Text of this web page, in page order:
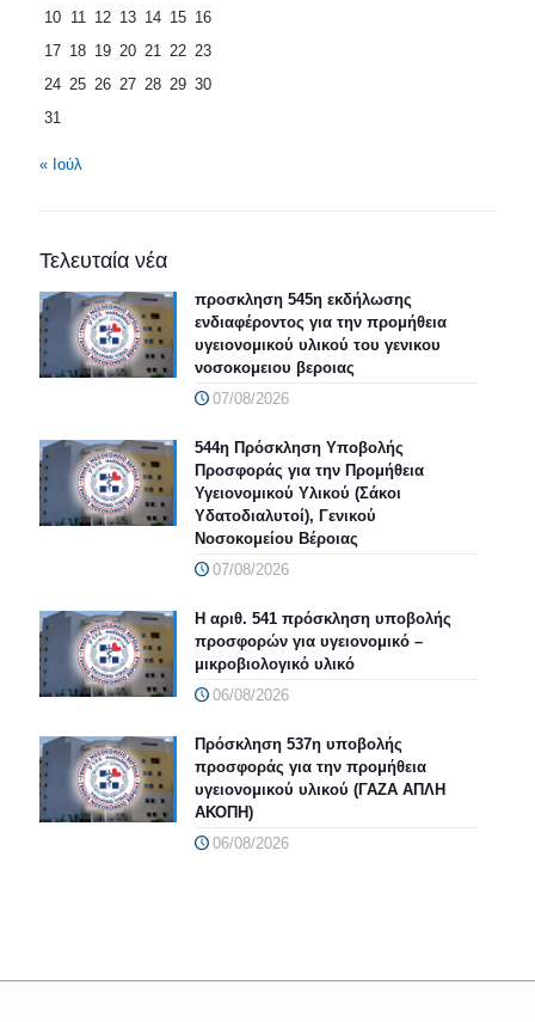
10 11 12 13 14 15 16
17 18 19 20 21 22 23
24 25 26 27 28 29 30
31
« Ιούλ
Τελευταία νέα
προσκληση 545η εκδήλωσης
ενδιαφέροντος για την προμήθεια
υγειονομικού υλικού του γενικου
νοσοκομειου βεροιας
07/08/2026
544η Πρόσκληση Υποβολής
Προσφοράς για την Προμήθεια
Υγειονομικού Υλικού (Σάκοι
Υδατοδιαλυτοί), Γενικού
Νοσοκομείου Βέροιας
07/08/2026
Η αριθ. 541 πρόσκληση υποβολής
προσφορών για υγειονομικό –
μικροβιολογικό υλικό
06/08/2026
Πρόσκληση 537η υποβολής
προσφοράς για την προμήθεια
υγειονομικού υλικού (ΓΑΖΑ ΑΠΛΗ
ΑΚΟΠΗ)
06/08/2026